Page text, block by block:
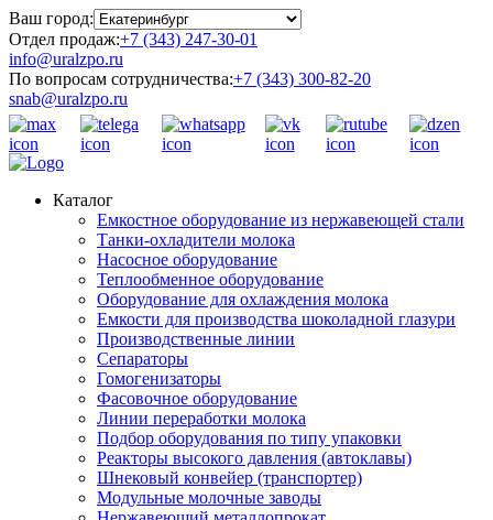
Ваш город:
Отдел продаж:+7 (343) 247-30-01
info@uralzpo.ru
По вопросам сотрудничества:+7 (343) 300-82-20
snab@uralzpo.ru
Каталог
Емкостное оборудование из нержавеющей стали
Танки-охладители молока
Насосное оборудование
Теплообменное оборудование
Оборудование для охлаждения молока
Емкости для производства шоколадной глазури
Производственные линии
Сепараторы
Гомогенизаторы
Фасовочное оборудование
Линии переработки молока
Подбор оборудования по типу упаковки
Реакторы высокого давления (автоклавы)
Шнековый конвейер (транспортер)
Модульные молочные заводы